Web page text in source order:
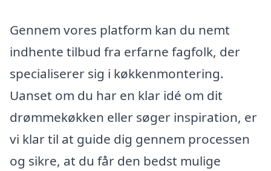
Gennem vores platform kan du nemt
indhente tilbud fra erfarne fagfolk, der
specialiserer sig i køkkenmontering.
Uanset om du har en klar idé om dit
drømmekøkken eller søger inspiration, er
vi klar til at guide dig gennem processen
og sikre, at du får den bedst mulige